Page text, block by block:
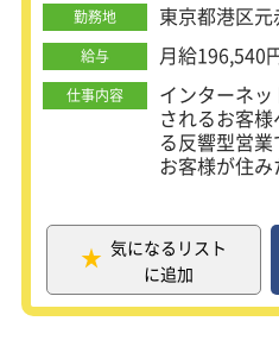
勤務地 東京都港区
給与 月給196,540
仕事内容
インターネ
されるお客
る反響型営業
お客様が住
お客様の立場
として、お客
提案して下さ
個人ノルマ
気になるリスト
に追加